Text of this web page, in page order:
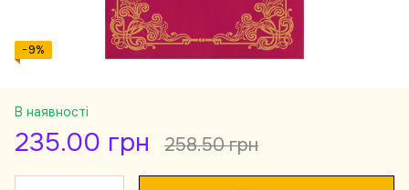
−9%
В наявності
235.00 грн 258.50 грн